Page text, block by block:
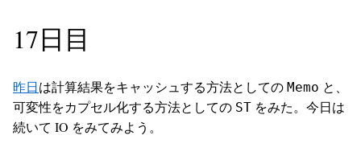
17日目
昨日は計算結果をキャッシュする方法としての Memo と、
可変性をカプセル化する方法としての ST をみた。今日は
続いて IO をみてみよう。